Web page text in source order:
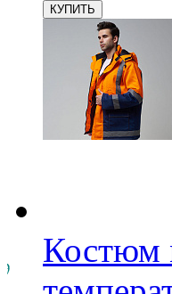
Костюм